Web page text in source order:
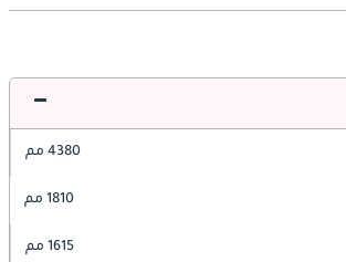
4380 مم
1810 مم
1615 مم